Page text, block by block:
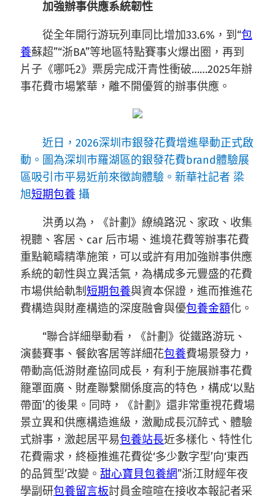
加強辦事供應系統韌性
從全年開行游玩列車同比增加33.6%，到“包
養蘇超”“浙BA”等地區特點賽事火爆出圈，再到
片子《哪吒2》票房完成汗青性衝破……2025年辦
事花費市場繁華，離不開優質的辦事供應。
近日，2026深圳市銀發花費增進舉動正式啟
動。圖為深圳市羅湖區的銀發花費brand體驗展
區吸引市平易近前來徵詢體驗。新華社記者 梁
旭短期包養 攝
洪勇以為，《計劃》繚繞路況、家政、收集
視聽、客居、car 后市場、進境花費等辦事花費
重點範疇精準施策，可以或許有用加強辦事供應
系統的韌性與立異活氣，為構成多元豐盛的花費
市場供給軌制短期包養與資本保證，進而推進花
費構造與財產構造的深度融會與優包養金額化。
“聯合詳細舉動看，《計劃》從鐵路游玩、
演藝賽事、餐飲客居等詳細花包養費場景發力，
帶動高低游財產協同成長，有利于施展辦事花費
籠罩面廣、財產聯繫關係度高的特色，構成‘以點
帶面’的後果。同時，《計劃》還非常重視花費場
景立異和供應構造進級，激勵成長沉醉式、體驗
式辦事，激起居平易包養站長近多樣化、特性化
花費需求，終極推進花費從‘多少數字型’向‘東西
的品質型’改變。 甜心寶貝包養網”浙江財經年夜
學副研包養留言板討員金暄暄在接收本報記者采